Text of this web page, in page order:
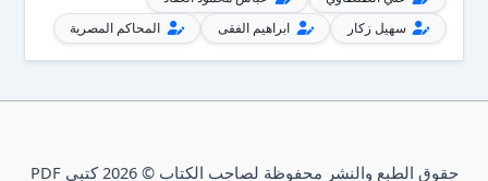
سهيل زكار
ابراهيم الفقى المحاكم المصرية
حقوق الطبع والنشر محفوظة لصاحب الكتاب © 2026 كتبي PDF